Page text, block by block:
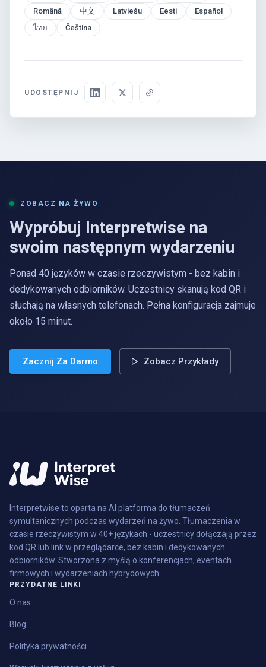
Română
中文 Latviešu Eesti
Español
ไทย
Čeština
UDOSTĘPNIJ
ZOBACZ NA ŻYWO
Wypróbuj Interpretwise na
swoim następnym wydarzeniu
Ponad 40 języków w czasie rzeczywistym - bez kabin i
dedykowanych odbiorników. Uczestnicy skanują kod QR i
słuchają na własnych telefonach. Pełna konfiguracja zajmuje
około 15 minut.
Zacznij Za Darmo Zobacz Przykłady
Interpretwise to oparta na AI platforma do tłumaczeń
symultanicznych podczas wydarzeń na żywo. Tłumaczenia w
czasie rzeczywistym w 40+ językach - uczestnicy dołączają przez
kod QR lub link w przeglądarce, bez kabin i dedykowanych
odbiorników. Stworzona z myślą o konferencjach, eventach
firmowych i wydarzeniach hybrydowych.
PRZYDATNE LINKI
O nas
Blog
Polityka prywatności